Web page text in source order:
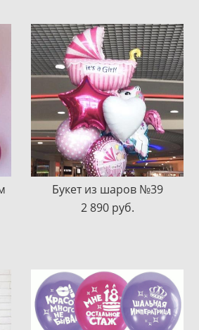
Букет из шаров №39
2 890 pуб.